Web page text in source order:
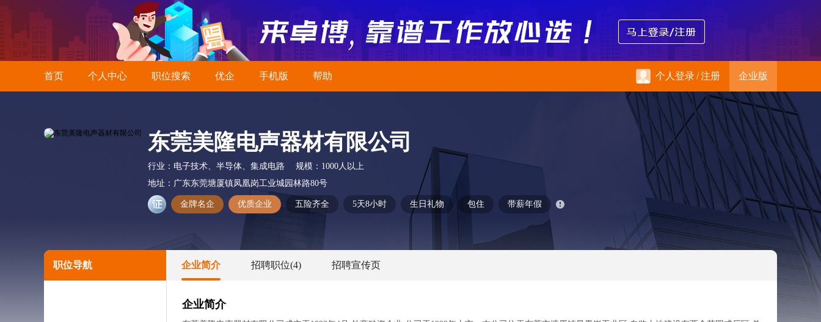
首页 个人中心 职位搜索 优企 手机版 帮助 个人登录/注册 企业版
东莞美隆电声器材有限公司
行业： 电子技术、半导体、集成电路 规模： 1000人以上
地址： 广东东莞塘厦镇凤凰岗工业城园林路80号
金牌名企 优质企业 五险齐全 5天8小时 生日礼物 包住 带薪年假
职位导航 企业简介 招聘职位(4) 招聘宣传页
企业简介